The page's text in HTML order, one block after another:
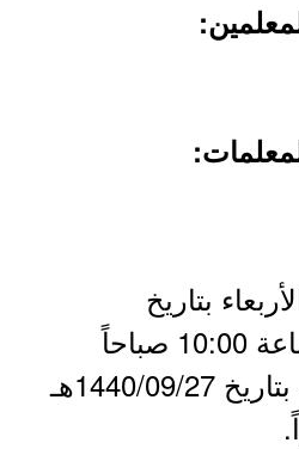
بتاريخ
1440/09/17هـ الساعة 10:00 صباحاً
وينتهي يوم السبت بتاريخ 1440/09/27هـ